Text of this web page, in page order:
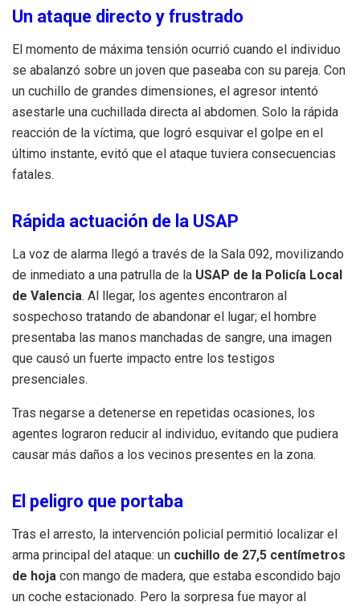
Un ataque directo y frustrado
El momento de máxima tensión ocurrió cuando el individuo
se abalanzó sobre un joven que paseaba con su pareja. Con
un cuchillo de grandes dimensiones, el agresor intentó
asestarle una cuchillada directa al abdomen. Solo la rápida
reacción de la víctima, que logró esquivar el golpe en el
último instante, evitó que el ataque tuviera consecuencias
fatales.
Rápida actuación de la USAP
La voz de alarma llegó a través de la Sala 092, movilizando
de inmediato a una patrulla de la USAP de la Policía Local
de Valencia. Al llegar, los agentes encontraron al
sospechoso tratando de abandonar el lugar; el hombre
presentaba las manos manchadas de sangre, una imagen
que causó un fuerte impacto entre los testigos
presenciales.
Tras negarse a detenerse en repetidas ocasiones, los
agentes lograron reducir al individuo, evitando que pudiera
causar más daños a los vecinos presentes en la zona.
El peligro que portaba
Tras el arresto, la intervención policial permitió localizar el
arma principal del ataque: un cuchillo de 27,5 centímetros
de hoja con mango de madera, que estaba escondido bajo
un coche estacionado. Pero la sorpresa fue mayor al